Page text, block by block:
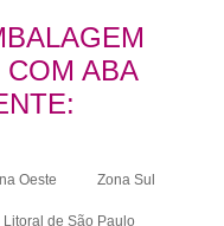
COM ABA
Oeste Zona Sul
Litoral de São Paulo